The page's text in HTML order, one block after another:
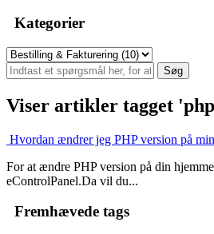
Kategorier
Viser artikler tagget
Hvordan ændrer jeg PHP version på
For at ændre PHP version på din
eControlPanel.Da vil du...
Fremhævede tags